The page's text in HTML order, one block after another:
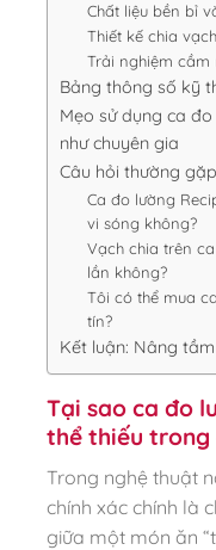
Chất liệu bền bỉ
Thiết kế chia
Trải nghiệm cầm
Bảng thông số kỹ
Mẹo sử dụng ca
như chuyên gia
Câu hỏi thường
Ca đo lường
vi sóng không?
Vạch chia trên
lần không?
Tôi có thể mua
tín?
Kết luận: Nâng
Tại sao ca đo
thể thiếu trong
Trong nghệ thuật
chính xác chính là
giữa một món ăn